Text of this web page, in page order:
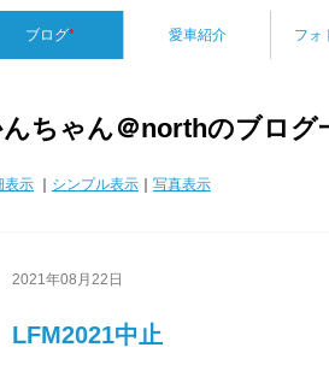
ブログ* 愛車紹介 フォ
ちゃん＠northのブログ
表示 シンプル表示 写真表示
2021年08月22日
LFM2021中止